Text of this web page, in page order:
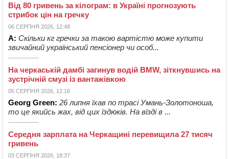
Від 80 гривень за кілограм: в Україні прогнозують
стрибок цін на гречку
06 СЕРПНЯ 2026, 12:48
А: Скільки кг гречки за такою вартістю може купити
звичайний український пенсіонер чи особ...
На черкаській дамбі загинув водій BMW, зіткнувшись на
зустрічній смузі із вантажівкою
05 СЕРПНЯ 2026, 12:16
Georg Green: 26 липня їхав по трасі Умань-Золотоноша,
то це якийсь жах, від цих їздюків. На вїзді в ...
Середня зарплата на Черкащині перевищила 27 тисяч
гривень
03 СЕРПНЯ 2026, 18:37